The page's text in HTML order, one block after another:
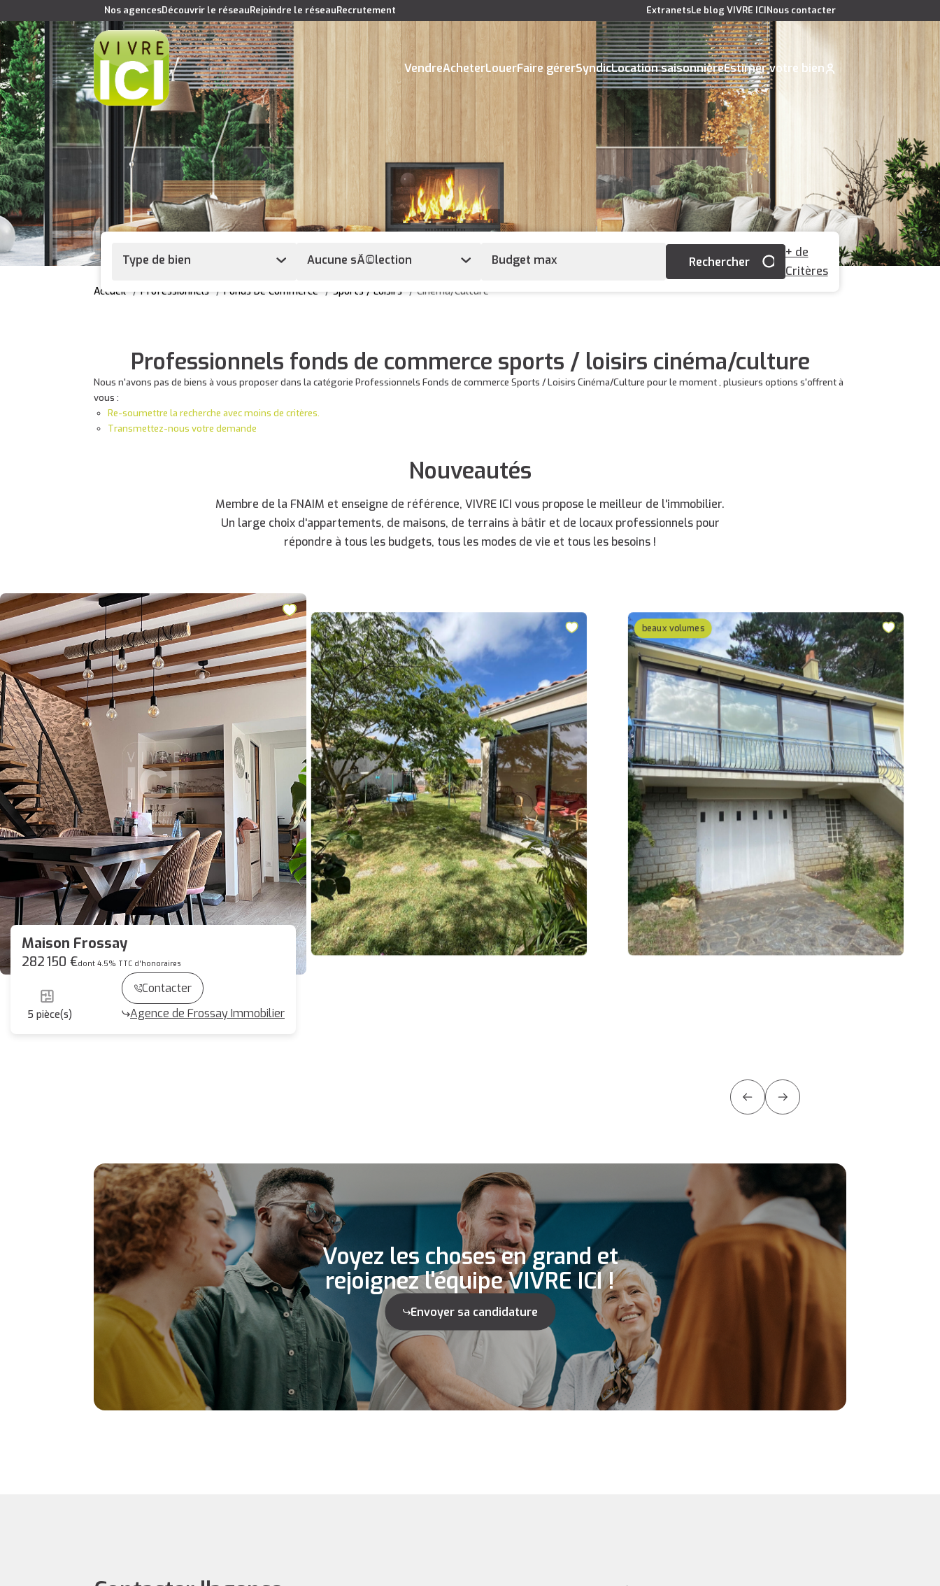
Nos agencesDécouvrir le réseauRejoindre le réseauRecrutement ExtranetsLe blog VIVRE ICINous contacter
VendreAcheterLouerFaire gérerSyndicLocation saisonnièreEstimer votre bien
Type de bien Aucune sÃ©lection
+ de
Critères
Accueil Professionnels Fonds De Commerce Sports / Loisirs Cinéma/Culture
Professionnels fonds de commerce sports / loisirs cinéma/culture
Nous n'avons pas de biens à vous proposer dans la catégorie Professionnels Fonds de commerce Sports / Loisirs Cinéma/Culture pour le moment , plusieurs options s'offrent à
vous :
Re-soumettre la recherche avec moins de critères.
Transmettez-nous votre demande
Nouveautés
Membre de la FNAIM et enseigne de référence, VIVRE ICI vous propose le meilleur de l'immobilier.
Un large choix d'appartements, de maisons, de terrains à bâtir et de locaux professionnels pour
répondre à tous les budgets, tous les modes de vie et tous les besoins !
Maison Frossay
282 150 €dont 4.5% TTC d'honoraires
5 pièce(s)
Contacter
Agence de Frossay Immobilier
beaux volumes
Voyez les choses en grand et
rejoignez l'équipe VIVRE ICI !
Envoyer sa candidature